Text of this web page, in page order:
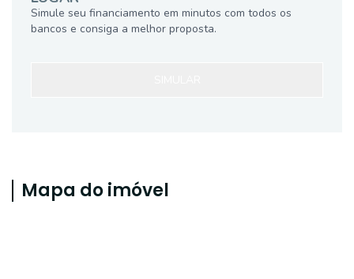
Simule seu financiamento em minutos com todos os
bancos e consiga a melhor proposta.
Mapa do imóvel